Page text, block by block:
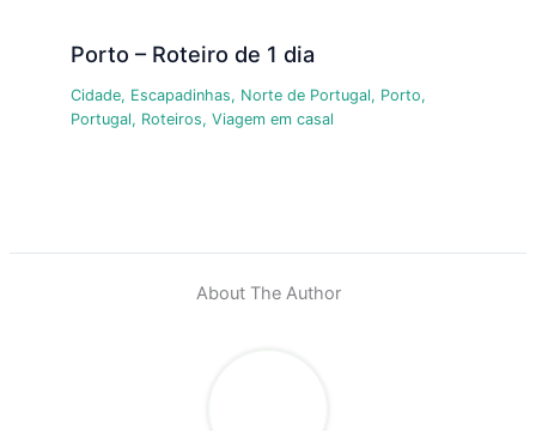
Porto – Roteiro de 1 dia
Cidade, Escapadinhas, Norte de Portugal, Porto,
Portugal, Roteiros, Viagem em casal
About The Author